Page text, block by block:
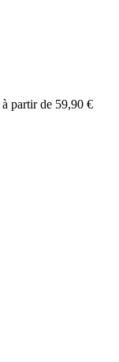
à partir de 59,90 €